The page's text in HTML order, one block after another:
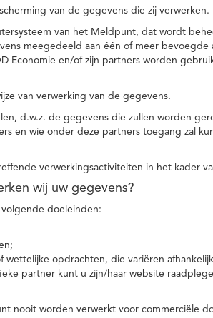
van de gegevens die zij verwerken.
van het Meldpunt, dat wordt
meegedeeld aan één of meer
Economie en/of zijn partners worden
van verwerking van de gegevens.
d.w.z. de gegevens die zullen worden
en wie onder deze partners toegang zal
verwerkingsactiviteiten in het kader
wij uw gegevens?
doeleinden:
opdrachten, die variëren
partner kunt u zijn/haar website
nooit worden verwerkt voor commerciële